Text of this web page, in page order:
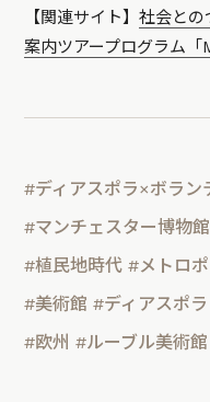
【関連サイト】社会との
案内ツアープログラム「
#ディアスポラ×ボラン
#マンチェスター博物館
#植民地時代 #メトロ
#美術館 #ディアスポラ
#欧州 #ルーブル美術館